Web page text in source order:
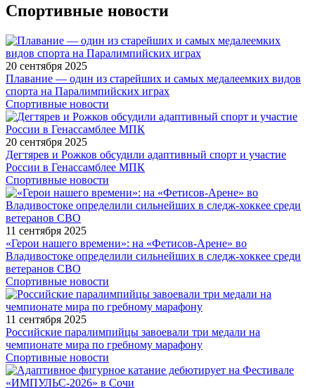
Спортивные новости
20 сентября 2025
Плавание — один из старейших и самых медалеемких видов
спорта на Паралимпийских играх
Спортивные новости
20 сентября 2025
Дегтярев и Рожков обсудили адаптивный спорт и участие
России в Генассамблее МПК
Спортивные новости
11 сентября 2025
«Герои нашего времени»: на «Фетисов-Арене» во
Владивостоке определили сильнейших в следж-хоккее среди
ветеранов СВО
Спортивные новости
11 сентября 2025
Российские паралимпийцы завоевали три медали на
чемпионате мира по гребному марафону
Спортивные новости